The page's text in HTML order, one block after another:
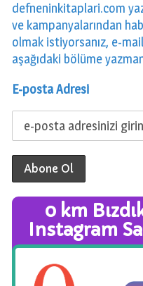
defneninkitaplari.com
ve kampanyalarından
olmak istiyorsanız, e-
aşağıdaki bölüme
E-posta Adresi
0 km
Instagram